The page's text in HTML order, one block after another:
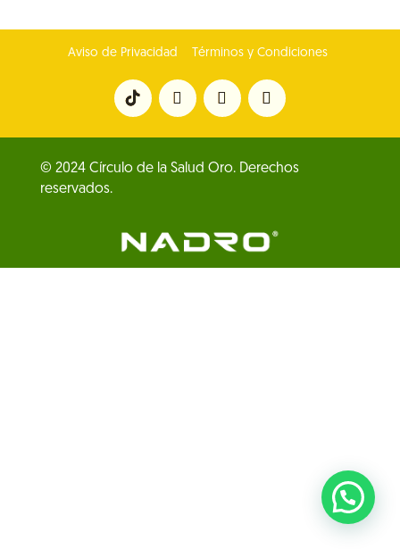
Aviso de Privacidad Términos y Condiciones
© 2024 Círculo de la Salud Oro. Derechos
reservados.